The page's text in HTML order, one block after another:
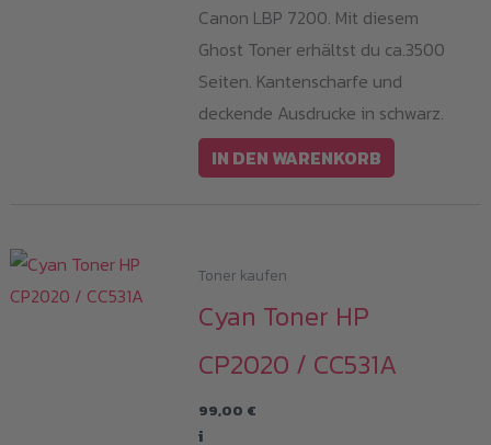
Canon LBP 7200. Mit diesem
Ghost Toner erhältst du ca.3500
Seiten. Kantenscharfe und
deckende Ausdrucke in schwarz.
IN DEN WARENKORB
Toner kaufen
Cyan Toner HP
CP2020 / CC531A
99,00 €
i